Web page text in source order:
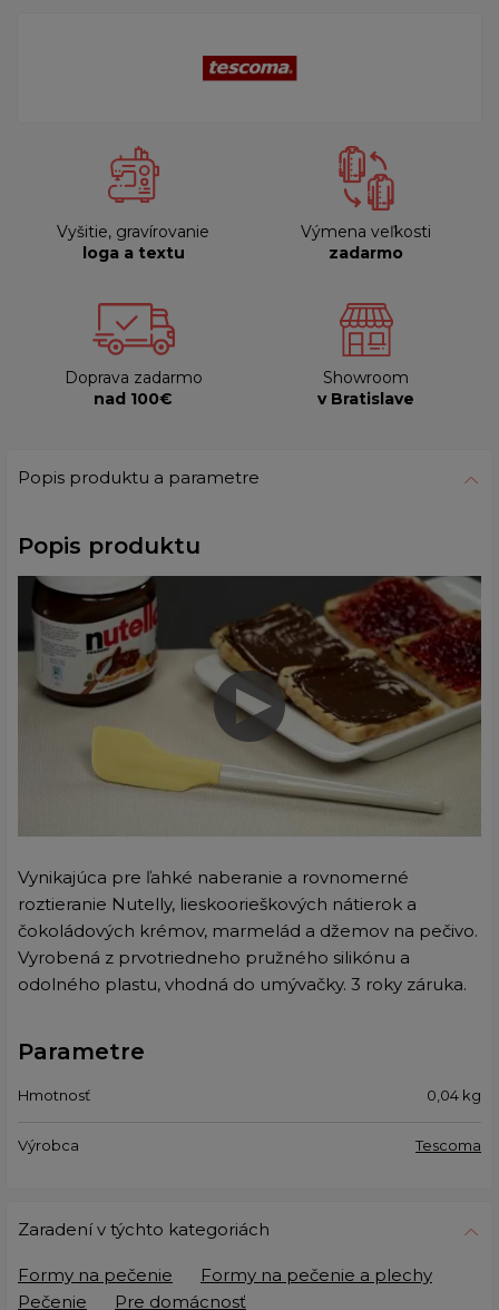
Vyšitie, gravírovanie
loga a textu
Výmena veľkosti
zadarmo
Doprava zadarmo
nad 100€
Showroom
v Bratislave
Popis produktu a parametre
Popis produktu
Vynikajúca pre ľahké naberanie a rovnomerné
roztieranie Nutelly, lieskoorieškových nátierok a
čokoládových krémov, marmelád a džemov na pečivo.
Vyrobená z prvotriedneho pružného silikónu a
odolného plastu, vhodná do umývačky. 3 roky záruka.
Parametre
Hmotnosť 0,04 kg
Výrobca Tescoma
Zaradení v týchto kategoriách
Formy na pečenie
Formy na pečenie a plechy
Pečenie
Pre domácnosť